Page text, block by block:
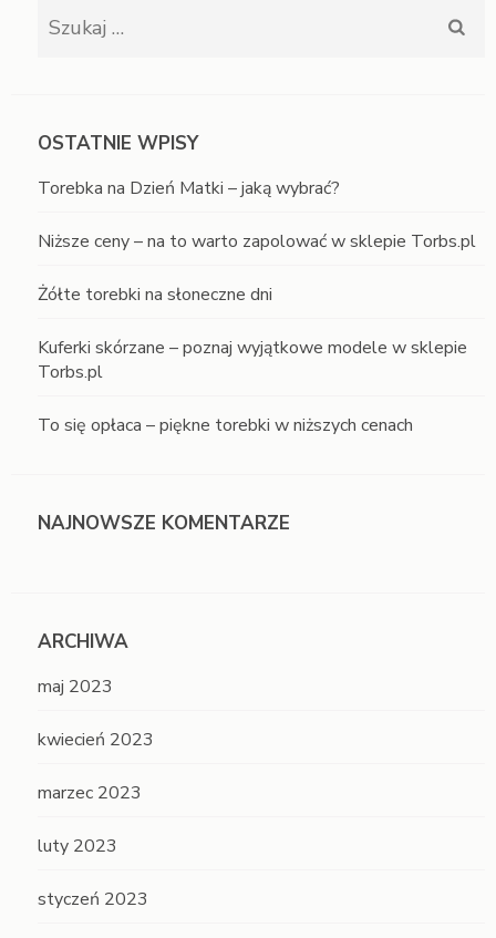
Szukaj:
OSTATNIE WPISY
Torebka na Dzień Matki – jaką wybrać?
Niższe ceny – na to warto zapolować w sklepie Torbs.pl
Żółte torebki na słoneczne dni
Kuferki skórzane – poznaj wyjątkowe modele w sklepie
Torbs.pl
To się opłaca – piękne torebki w niższych cenach
NAJNOWSZE KOMENTARZE
ARCHIWA
maj 2023
kwiecień 2023
marzec 2023
luty 2023
styczeń 2023